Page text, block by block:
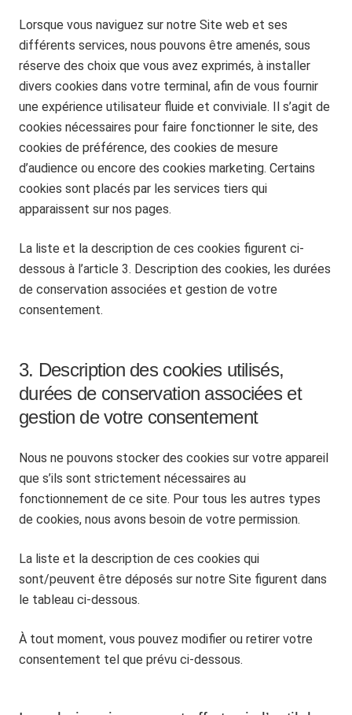
Lorsque vous naviguez sur notre Site web et ses
différents services, nous pouvons être amenés, sous
réserve des choix que vous avez exprimés, à installer
divers cookies dans votre terminal, afin de vous fournir
une expérience utilisateur fluide et conviviale. Il s’agit de
cookies nécessaires pour faire fonctionner le site, des
cookies de préférence, des cookies de mesure
d’audience ou encore des cookies marketing. Certains
cookies sont placés par les services tiers qui
apparaissent sur nos pages.
La liste et la description de ces cookies figurent ci-
dessous à l’article 3. Description des cookies, les durées
de conservation associées et gestion de votre
consentement.
3. Description des cookies utilisés,
durées de conservation associées et
gestion de votre consentement
Nous ne pouvons stocker des cookies sur votre appareil
que s’ils sont strictement nécessaires au
fonctionnement de ce site. Pour tous les autres types
de cookies, nous avons besoin de votre permission.
La liste et la description de ces cookies qui
sont/peuvent être déposés sur notre Site figurent dans
le tableau ci-dessous.
À tout moment, vous pouvez modifier ou retirer votre
consentement tel que prévu ci-dessous.